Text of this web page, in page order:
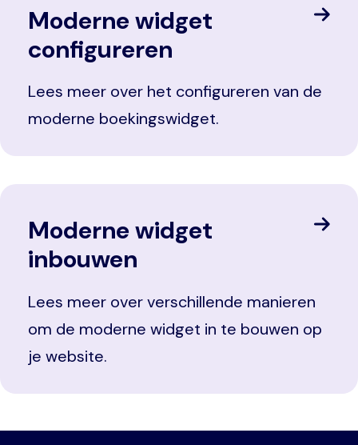
Moderne widget
configureren
Lees meer over het configureren van de
moderne boekingswidget.
Moderne widget
inbouwen
Lees meer over verschillende manieren
om de moderne widget in te bouwen op
je website.